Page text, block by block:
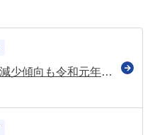
労働争議の件数 長期的には減少傾向も令和元年以降はほぼ横ばいで推移（令和7年の労働争議統計調査）